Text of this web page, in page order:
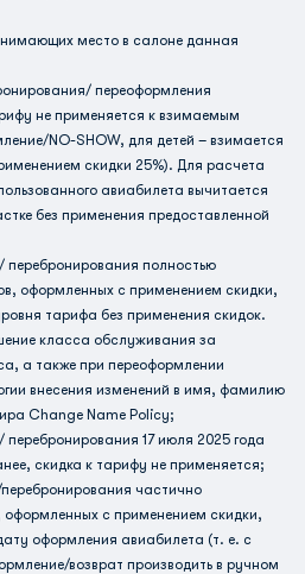
место в салоне данная
переоформления
не применяется к взимаемым
NO-SHOW, для детей – взимается
скидки 25%). Для расчета
авиабилета вычитается
без применения предоставленной
полностью
оформленных с применением скидки,
тарифа без применения скидок.
класса обслуживания за
а также при переоформлении
внесения изменений в имя, фамилию
Change Name Policy;
17 июля 2025 года
скидка к тарифу не применяется;
частично
оформленных с применением скидки,
оформления авиабилета (т. е. с
возврат производить в ручном